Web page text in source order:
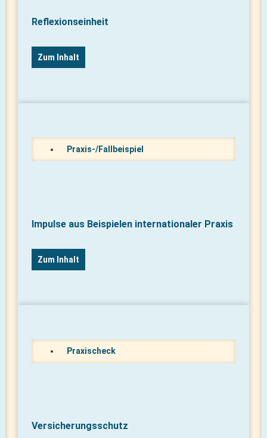
Reflexionseinheit
Zum Inhalt
Praxis-/Fallbeispiel
Impulse aus Beispielen internationaler Praxis
Zum Inhalt
Praxischeck
Versicherungsschutz